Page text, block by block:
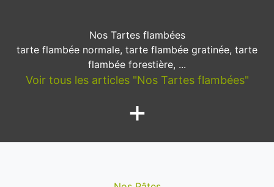
Nos Tartes flambées
tarte flambée normale, tarte flambée gratinée, tarte
flambée forestière, ...
Voir tous les articles "Nos Tartes flambées"
+